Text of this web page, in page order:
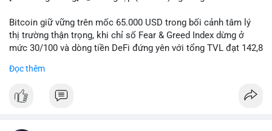
Bitcoin giữ vững trên mốc 65.000 USD trong bối cảnh tâm lý
thị trường thận trọng, khi chỉ số Fear & Greed Index dừng ở
mức 30/100 và dòng tiền DeFi đứng yên với tổng TVL đạt 142,8
tăng gần 3% khi Iran-Oman hứa mở lại eo Hormuz, giảm lo ngại
Đọc thêm